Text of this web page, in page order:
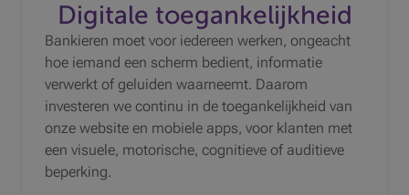
Digitale toegankelijkheid
Bankieren moet voor iedereen werken, ongeacht
hoe iemand een scherm bedient, informatie
verwerkt of geluiden waarneemt. Daarom
investeren we continu in de toegankelijkheid van
onze website en mobiele apps, voor klanten met
een visuele, motorische, cognitieve of auditieve
beperking.